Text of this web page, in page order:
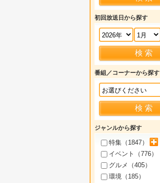
初回放送日から探す
番組／コーナーから探す
ジャンルから探す
特集（ 1847）
イベント（776）
グルメ（405）
環境（ 185）